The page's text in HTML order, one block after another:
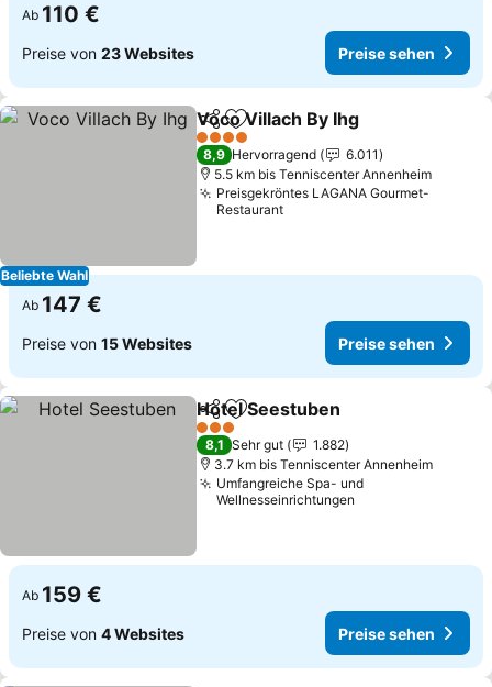
Ab 110 €
Preise von 23 Websites Preise sehen
Beliebte Wahl
TeilenZu Favoriten hinzufügen
Voco Villach By Ihg
4 Sterne
8,9 Hervorragend
6.011
5.5 km bis Tenniscenter Annenheim
Preisgekröntes LAGANA Gourmet-
Restaurant
Ab 147 €
Preise von 15 Websites Preise sehen
TeilenZu Favoriten hinzufügen
Hotel Seestuben
3 Sterne
8,1 Sehr gut
1.882
3.7 km bis Tenniscenter Annenheim
Umfangreiche Spa- und
Wellnesseinrichtungen
Ab 159 €
Preise von 4 Websites Preise sehen